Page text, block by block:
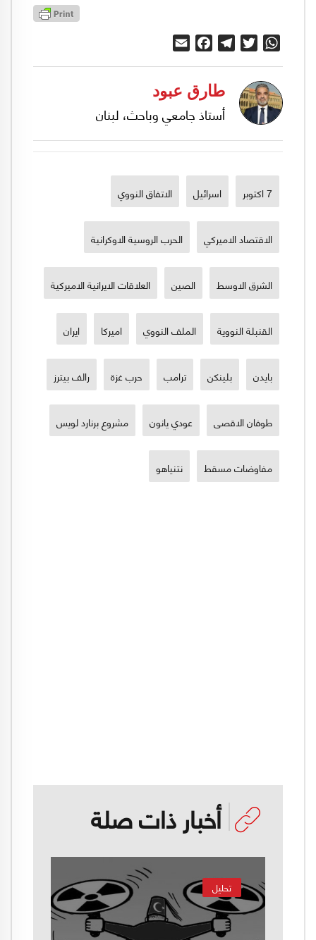
WhatsApp
Twitter
Telegram
Facebook
طارق عبود
أستاذ جامعي وباحث، لبنان
7 اكتوبر اسرائيل الاتفاق النووي
الاقتصاد الاميركي الحرب الروسية الاوكرانية
الشرق الاوسط الصين العلاقات الايرانية الاميركية
القنبلة النووية الملف النووي اميركا ايران
بايدن بلينكن ترامب حرب غزة رالف بيترز
طوفان الاقصى عودي يانون مشروع برنارد لويس
مفاوضات مسقط نتنياهو
أخبار ذات صلة
تحليل